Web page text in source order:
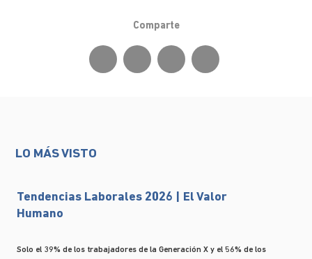
Comparte
LO MÁS VISTO
Tendencias Laborales 2026 | El Valor
Humano
Solo el 39% de los trabajadores de la Generación X y el 56% de los